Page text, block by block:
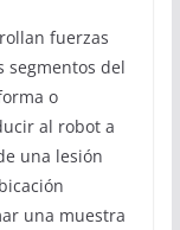
fuerzas
segmentos del
o
al robot a
una lesión
una muestra